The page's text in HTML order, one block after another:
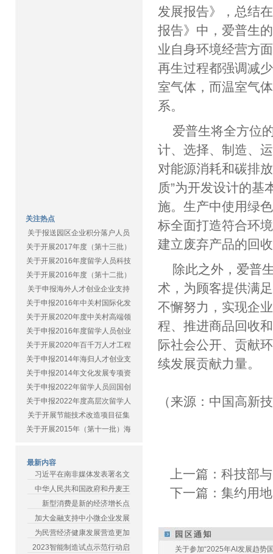
关注热点
关于报送园区企业积分落户人员
关于开展2017年度（第十三批）
关于开展2016年度留学人员科技
关于开展2016年度（第十二批）
关于申报海外人才创业企业支持
关于申报2016年中关村国际化发
关于开展2020年度中关村高端领
关于申报2016年度留学人员创业
关于开展2020年百千万人才工程
关于申报2014年海归人才创业支
关于申报2014年文化发展专项资
关于申报2022年留学人员回国创
关于申报2022年度高层次留学人
关于开展节能技术改造项目征集
关于开展2015年（第十一批）海
最新内容
习近平在南非媒体发表署名文
中华人民共和国政府和丹麦王
新型消费是新的经济增长点
加大金融支持中小微企业发展
为民营经济健康发展营造更加
2023智能制造试点示范行动启
发展报告》，总结
报告》中，爱普生
业自身环境经营方
再生过程都强调减
室气体，而温室气
系。
爱普生将全方位
计、选择、制造、
对能源消耗和碳排
质”为开发设计的基
施。生产中使用绿
标全面打造符合环
建立废弃产品的回
除此之外，爱普
术，为顾客提供满
不懈努力，实现企
程、推进商品回收
际社会公开、贡献
续发展贡献力量。
（来源：中国高新
上一篇：科技部
下一篇：集约用
关于参加“2025年AI发展趋势